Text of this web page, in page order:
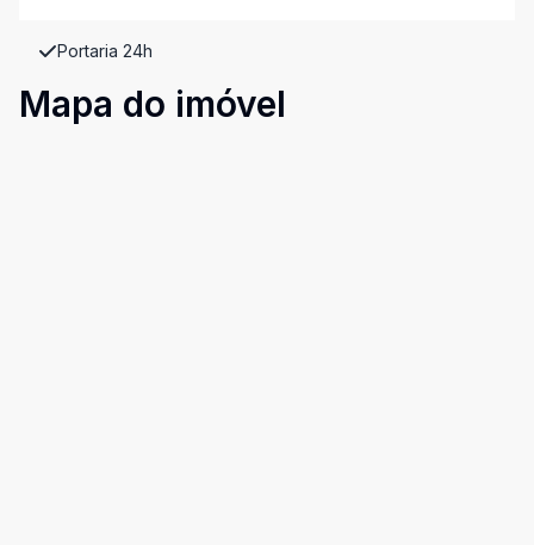
Portaria 24h
Mapa do imóvel